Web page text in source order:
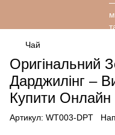
Чай
Оригінальний
Дарджилінг –
Купити Онлайн
Артикул: WT003-DPT